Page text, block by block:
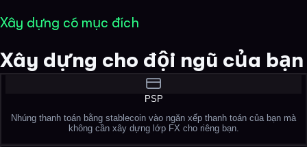
Xây dựng có mục đích
Xây dựng cho đội ngũ của bạn
PSP
Nhúng thanh toán bằng stablecoin vào ngăn xếp thanh toán của bạn mà
không cần xây dựng lớp FX cho riêng bạn.